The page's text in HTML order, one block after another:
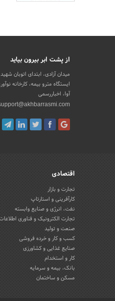
از پشت ابر بیرون بیاید
میدان آزادی، ابتدای اتوبان
ایستگاه مترو بیمه، کارخانه
آوا، اخباررسمی
اقتصادی
تجارت و بازار
کارآفرینی و استارتاپ
نفت، انرژی و صنایع وابسته
تجارت الکترونیک و فناوری
صنعت و تولید
کسب و کار و خرده فروشی
صنایع غذایی و کشاورزی
کار و استخدام
بانک، بیمه و سرمایه
مسکن و ساختمان